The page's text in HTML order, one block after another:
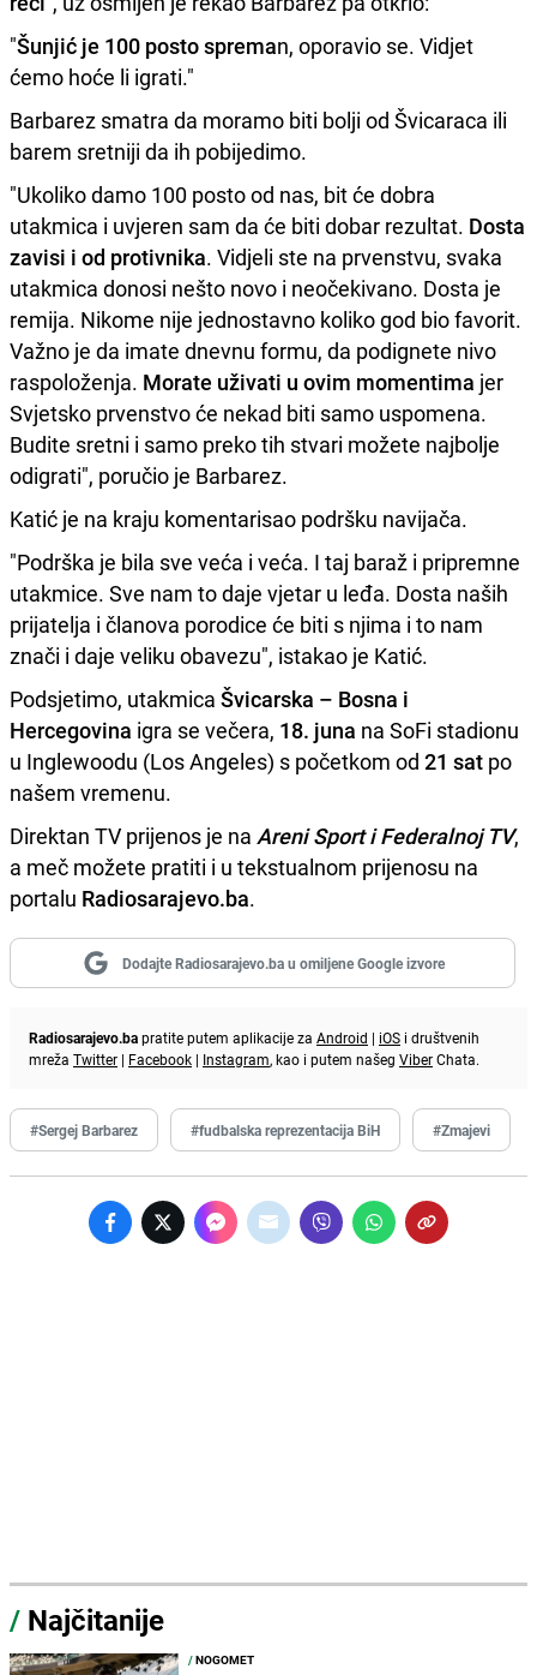
"Šunjić je 100 posto spreman, oporavio se. Vidjet
ćemo hoće li igrati."
Barbarez smatra da moramo biti bolji od Švicaraca ili
barem sretniji da ih pobijedimo.
"Ukoliko damo 100 posto od nas, bit će dobra
utakmica i uvjeren sam da će biti dobar rezultat. Dosta
zavisi i od protivnika. Vidjeli ste na prvenstvu, svaka
utakmica donosi nešto novo i neočekivano. Dosta je
remija. Nikome nije jednostavno koliko god bio favorit.
Važno je da imate dnevnu formu, da podignete nivo
raspoloženja. Morate uživati u ovim momentima jer
Svjetsko prvenstvo će nekad biti samo uspomena.
Budite sretni i samo preko tih stvari možete najbolje
odigrati", poručio je Barbarez.
Katić je na kraju komentarisao podršku navijača.
"Podrška je bila sve veća i veća. I taj baraž i pripremne
utakmice. Sve nam to daje vjetar u leđa. Dosta naših
prijatelja i članova porodice će biti s njima i to nam
znači i daje veliku obavezu", istakao je Katić.
Podsjetimo, utakmica Švicarska – Bosna i
Hercegovina igra se večera, 18. juna na SoFi stadionu
u Inglewoodu (Los Angeles) s početkom od 21 sat po
našem vremenu.
Direktan TV prijenos je na Areni Sport i Federalnoj TV,
a meč možete pratiti i u tekstualnom prijenosu na
portalu Radiosarajevo.ba.
Dodajte Radiosarajevo.ba u omiljene Google izvore
Radiosarajevo.bapratite putem aplikacije za Android | iOS i društvenih
mreža Twitter | Facebook | Instagram, kao i putem našeg ViberChata.
#Sergej Barbarez #fudbalska reprezentacija BiH #Zmajevi
/ Najčitanije
/NOGOMET